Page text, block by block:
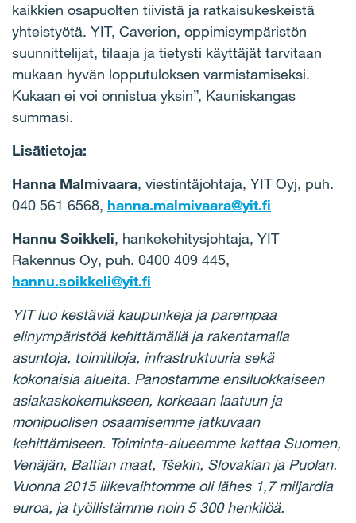
kaikkien osapuolten tiivistä ja ratkaisukeskeistä
yhteistyötä. YIT, Caverion, oppimisympäristön
suunnittelijat, tilaaja ja tietysti käyttäjät tarvitaan
mukaan hyvän lopputuloksen varmistamiseksi.
Kukaan ei voi onnistua yksin”, Kauniskangas
summasi.
Lisätietoja:
Hanna Malmivaara, viestintäjohtaja, YIT Oyj, puh.
040 561 6568, hanna.malmivaara@yit.fi
Hannu Soikkeli, hankekehitysjohtaja, YIT
Rakennus Oy, puh. 0400 409 445,
hannu.soikkeli@yit.fi
YIT luo kestäviä kaupunkeja ja parempaa
elinympäristöä kehittämällä ja rakentamalla
asuntoja, toimitiloja, infrastruktuuria sekä
kokonaisia alueita. Panostamme ensiluokkaiseen
asiakaskokemukseen, korkeaan laatuun ja
monipuolisen osaamisemme jatkuvaan
kehittämiseen. Toiminta-alueemme kattaa Suomen,
Venäjän, Baltian maat, Tšekin, Slovakian ja Puolan.
Vuonna 2015 liikevaihtomme oli lähes 1,7 miljardia
euroa, ja työllistämme noin 5 300 henkilöä.